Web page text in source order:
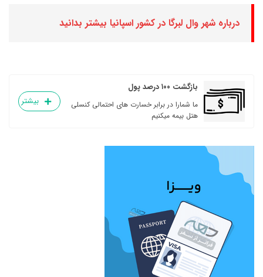
درباره شهر وال لبرگا در کشور اسپانیا بیشتر بدانید
بازگشت ۱۰۰ درصد پول
ما شمارا در برابر خسارت های احتمالی کنسلی
هتل بیمه میکنیم
بیشتر